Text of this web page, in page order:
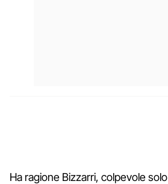
Ha ragione Bizzarri, colpevole